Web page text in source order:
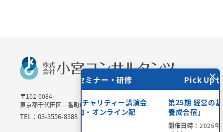
×
ミナー・研修
チャリティー講演会
・オンライン配
Pick Upセミナー・研修
第25期 経営の基本を学ぶ「管理職
養成合宿」
2026年11月8日（日）～10日
〒102-0084
東京都千代田区二番町6-3 二番町三協ビル3Ｆ
TEL：03-3556-8388 / FAX：03-3556-8389